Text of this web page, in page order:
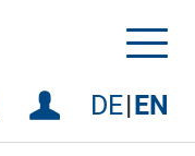
DE EN